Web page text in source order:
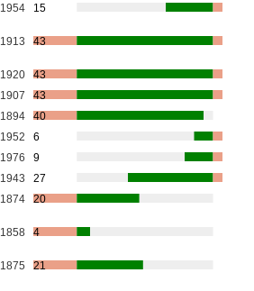
1954 15
1913 43
1920
43
1907
43
1894
40
1952
6
1976
9
1943
27
1874 20
1858 4
1875 21